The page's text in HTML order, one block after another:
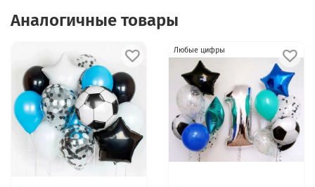
Аналогичные товары
Любые цифры